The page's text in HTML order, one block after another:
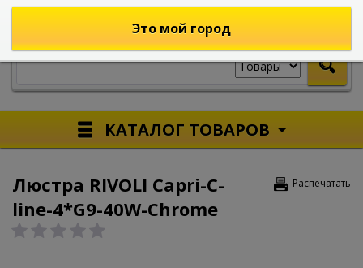
КАТАЛОГ ТОВАРОВ
Распечатать
Люстра RIVOLI Capri-C-
line-4*G9-40W-Chrome
Это мой город